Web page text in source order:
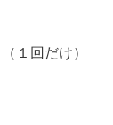
１回だけ）